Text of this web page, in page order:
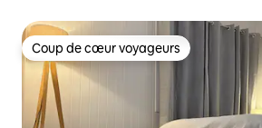
Coup de cœur voyageurs
Coup de cœur voyageurs